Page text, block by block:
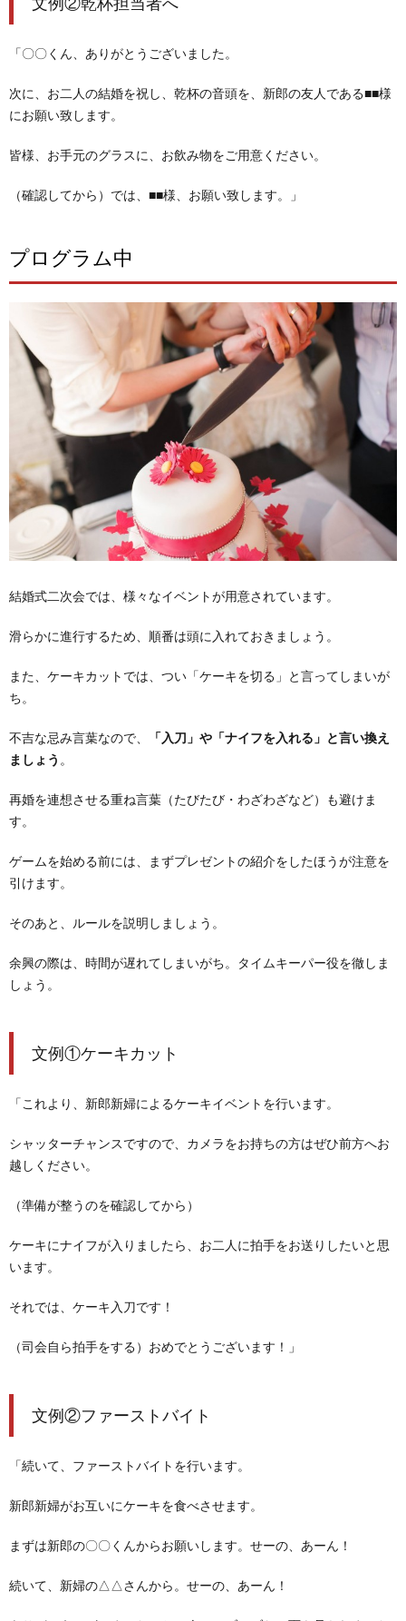
「〇〇くん、ありがとうございました。
次に、お二人の結婚を祝し、乾杯の音頭を、新郎の友人である■■様
にお願い致します。
皆様、お手元のグラスに、お飲み物をご用意ください。
（確認してから） では、■■様、お願い致します。」
プログラム中
結婚式二次会では、様々なイベントが用意されています。
滑らかに進行するため、順番は頭に入れておきましょう。
また、ケーキカットでは、つい「ケーキを切る」と言ってしまいが
ち。
不吉な忌み言葉なので、
「入刀」や「ナイフを入れる」と言い換え
ましょう 。
再婚を連想させる重ね言葉（たびたび・わざわざなど）も避けま
す。
ゲームを始める前には、まずプレゼントの紹介をしたほうが注意を
引けます。
そのあと、ルールを説明しましょう。
余興の際は、時間が遅れてしまいがち。
タイムキーパー役を徹しま
しょう。
文例①ケーキカット
「これより、新郎新婦によるケーキイベントを行います。
シャッターチャンスですので、カメラをお持ちの方はぜひ前方へお
越しください。
（準備が整うのを確認してから）
ケーキにナイフが入りましたら、お二人に拍手をお送りしたいと思
います。
それでは、ケーキ入刀です！
（司会自ら拍手をする） おめでとうございます！」
文例②ファーストバイト
「続いて、ファーストバイトを行います。
新郎新婦がお互いにケーキを食べさせます。
まずは新郎の〇〇くんからお願いします。 せーの、あーん！
続いて、新婦の△△さんから。 せーの、あーん！